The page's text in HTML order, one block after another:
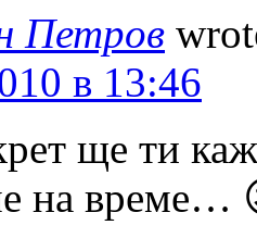
Петров
в 13:46
ще ти
на време…